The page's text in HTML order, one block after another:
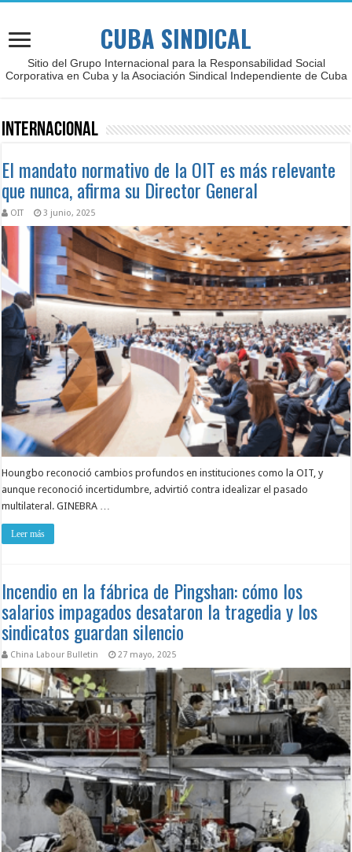
CUBA SINDICAL
Sitio del Grupo Internacional para la Responsabilidad Social
Corporativa en Cuba y la Asociación Sindical Independiente de Cuba
Internacional
El mandato normativo de la OIT es más relevante
que nunca, afirma su Director General
OIT 3 junio, 2025
Houngbo reconoció cambios profundos en instituciones como la OIT, y
aunque reconoció incertidumbre, advirtió contra idealizar el pasado
multilateral. GINEBRA …
Leer más
Incendio en la fábrica de Pingshan: cómo los
salarios impagados desataron la tragedia y los
sindicatos guardan silencio
China Labour Bulletin 27 mayo, 2025